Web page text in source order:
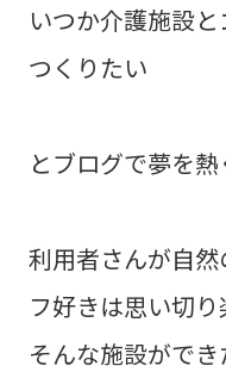
いつか介護施設
つくりたい
とブログで夢を
利用者さんが自
フ好きは思い切り
そんな施設がで